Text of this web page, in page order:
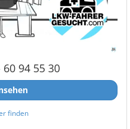
94 55 30
finden